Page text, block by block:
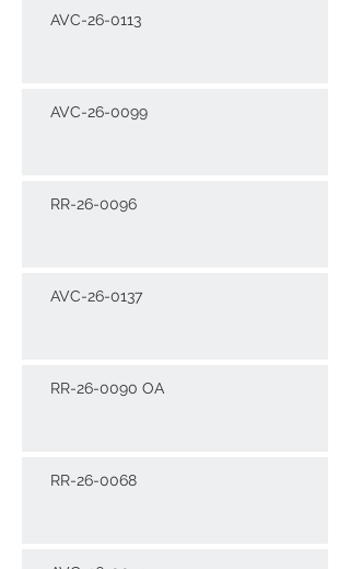
AVC-26-0113
AVC-26-0099
RR-26-0096
AVC-26-0137
RR-26-0090 OA
RR-26-0068